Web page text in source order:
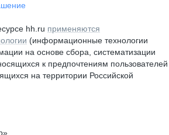
hh.ru применяются
(информационные технологии
на основе сбора, систематизации
к предпочтениям пользователей
на территории Российской